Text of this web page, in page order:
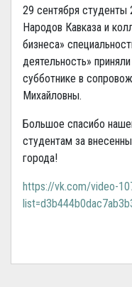
29 сентября
Народов Кавказа и
бизнеса»
деятельность»
субботнике в
Михайловны.
Большое спасибо
студентам за
города!
https://vk.com/video-